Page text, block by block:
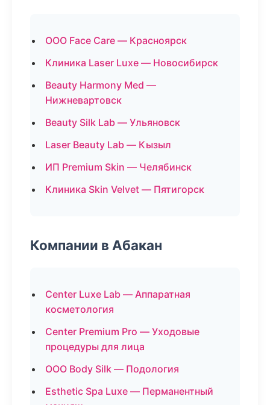
ООО Face Care — Красноярск
Клиника Laser Luxe — Новосибирск
Beauty Harmony Med —
Нижневартовск
Beauty Silk Lab — Ульяновск
Laser Beauty Lab — Кызыл
ИП Premium Skin — Челябинск
Клиника Skin Velvet — Пятигорск
Компании в Абакан
Center Luxe Lab — Аппаратная
косметология
Center Premium Pro — Уходовые
процедуры для лица
ООО Body Silk — Подология
Esthetic Spa Luxe — Перманентный